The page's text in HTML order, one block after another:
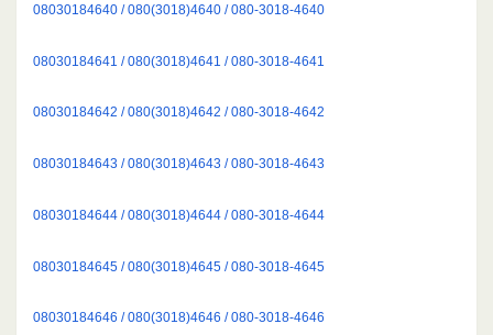
08030184640 / 080(3018)4640 / 080-3018-4640
08030184641 / 080(3018)4641 / 080-3018-4641
08030184642 / 080(3018)4642 / 080-3018-4642
08030184643 / 080(3018)4643 / 080-3018-4643
08030184644 / 080(3018)4644 / 080-3018-4644
08030184645 / 080(3018)4645 / 080-3018-4645
08030184646 / 080(3018)4646 / 080-3018-4646